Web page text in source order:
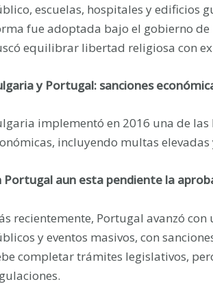
escuelas, hospitales y edificios
fue adoptada bajo el gobierno de
equilibrar libertad religiosa con
y Portugal: sanciones
implementó en 2016 una de las
incluyendo multas
Portugal aun esta pendiente la
recientemente, Portugal avanzó
y eventos masivos, con
completar trámites legislativos,